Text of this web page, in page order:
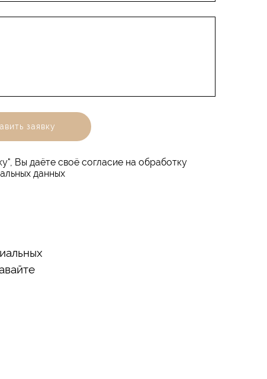
заявку
Вы даёте своё согласие на обработку
данных